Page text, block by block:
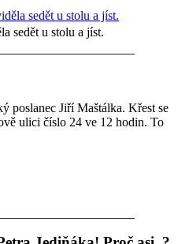
sedět u stolu a jíst.
poslanec Jiří Maštálka. Křest se
ulici číslo 24 ve 12 hodin. To